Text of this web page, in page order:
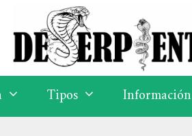
Tipos Información